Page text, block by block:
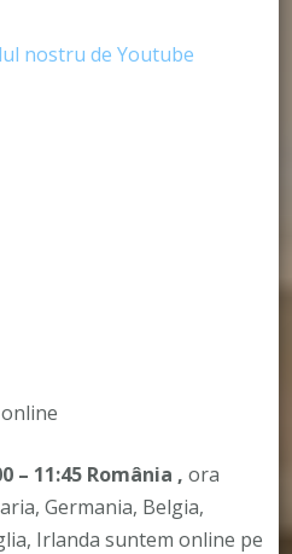
nostru de Youtube
– 11:45România , ora
Germania, Belgia,
Irlanda suntem online pe